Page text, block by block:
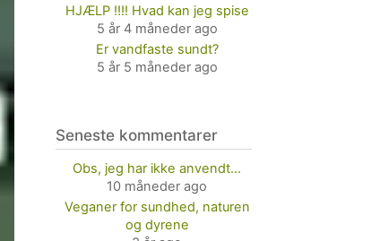
HJÆLP !!!! Hvad kan jeg spise
5 år 4 måneder ago
Er vandfaste sundt?
5 år 5 måneder ago
Seneste kommentarer
Obs, jeg har ikke anvendt…
10 måneder ago
Veganer for sundhed, naturen
og dyrene